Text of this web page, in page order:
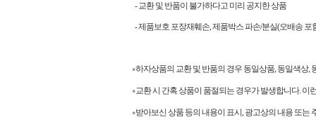
- 교환 및 반품이 불가하다고 미리 공지한 상품
- 제품보호 포장재훼손, 제품박스 파손/분실(오배송 포
●하자상품의 교환 및 반품의 경우 동일상품, 동일색상
●교환 시 간혹 상품이 품절되는 경우가 발생합니다.
●받아보신 상품 등의 내용이 표시, 광고상의 내용 또는